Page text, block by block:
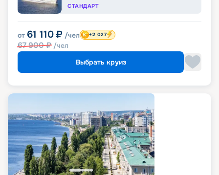
СТАНДАРТ
от 61 110 ₽ /чел
67 900₽ /чел
+2 027
Выбрать круиз